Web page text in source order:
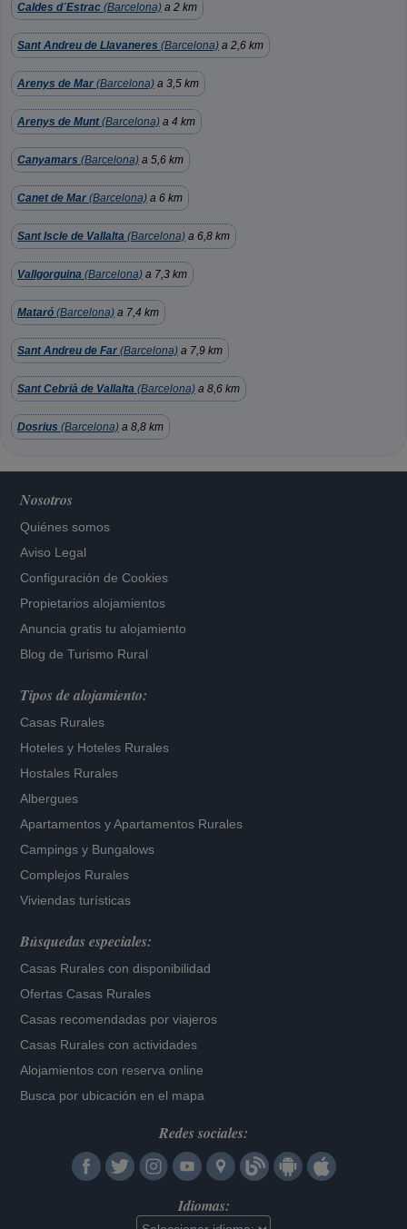
Caldes d´Estrac (Barcelona) a 2 km
Sant Andreu de Llavaneres (Barcelona) a 2,6 km
Arenys de Mar (Barcelona) a 3,5 km
Arenys de Munt(Barcelona) a 4 km
Canyamars (Barcelona) a 5,6 km
Canet de Mar (Barcelona) a 6 km
Sant Iscle de Vallalta (Barcelona) a 6,8 km
Vallgorguina (Barcelona) a 7,3 km
Mataró (Barcelona) a 7,4 km
Sant Andreu de Far (Barcelona) a 7,9 km
Sant Cebrià de Vallalta (Barcelona) a 8,6 km
Dosrius (Barcelona) a 8,8 km
Nosotros
Quiénes somos
Aviso Legal
Configuración de Cookies
Propietarios alojamientos
Anuncia gratis tu alojamiento
Blog de Turismo Rural
Tipos de alojamiento:
Casas Rurales
Hoteles y Hoteles Rurales
Hostales Rurales
Albergues
Apartamentos yApartamentos Rurales
Campings y Bungalows
Complejos Rurales
Viviendas turísticas
Búsquedas especiales:
Casas Rurales con disponibilidad
Ofertas Casas Rurales
Casas recomendadas por viajeros
Casas Rurales con actividades
Alojamientos con reserva online
Busca por ubicación en el mapa
Redes sociales:
Idiomas: